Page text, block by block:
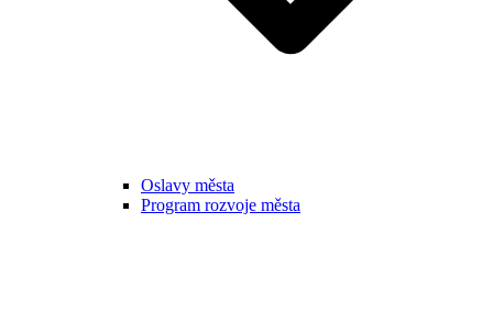
Oslavy města
Program rozvoje města